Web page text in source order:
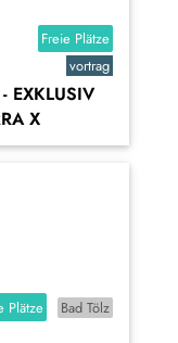
Freie Plätze
vortrag
EXKLUSIV
X
Plätze
Bad Tölz